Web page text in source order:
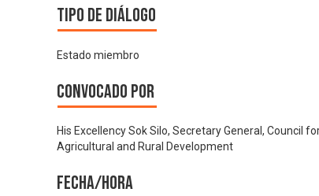
Tipo de diálogo
Estado miembro
Convocado por
His Excellency Sok Silo, Secretary General, Council
Agricultural and Rural Development
Fecha/hora